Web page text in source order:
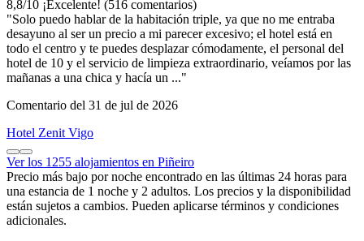
8,8/10 ¡Excelente! (516 comentarios)
"Solo puedo hablar de la habitación triple, ya que no me entraba
desayuno al ser un precio a mi parecer excesivo; el hotel está en
todo el centro y te puedes desplazar cómodamente, el personal del
hotel de 10 y el servicio de limpieza extraordinario, veíamos por las
mañanas a una chica y hacía un ..."
Comentario del 31 de jul de 2026
Hotel Zenit Vigo
Ver los 1255 alojamientos en Piñeiro
Precio más bajo por noche encontrado en las últimas 24 horas para
una estancia de 1 noche y 2 adultos. Los precios y la disponibilidad
están sujetos a cambios. Pueden aplicarse términos y condiciones
adicionales.